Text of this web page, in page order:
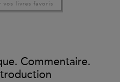
vos livres favoris
Commentaire.